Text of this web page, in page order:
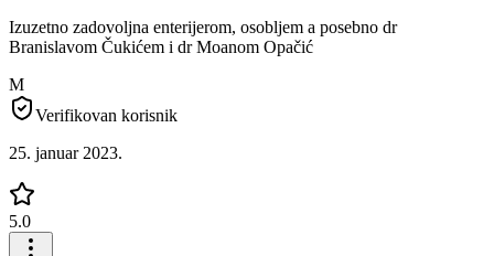
Izuzetno zadovoljna enterijerom, osobljem a posebno dr
Branislavom Čukićem i dr Moanom Opačić
M
Verifikovan korisnik
25. januar 2023.
5.0